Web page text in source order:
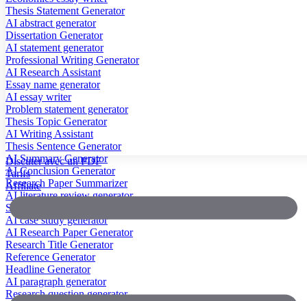
Thesis Statement Generator
AI abstract generator
Dissertation Generator
AI statement generator
Professional Writing Generator
AI Research Assistant
Essay name generator
AI essay writer
Problem statement generator
Thesis Topic Generator
AI Writing Assistant
Thesis Sentence Generator
AI Summary Generator
AI Conclusion Generator
Research Paper Summarizer
AI literature review generator
Scientific Paper Summarizer
AI case study generator
AI Research Paper Generator
Research Title Generator
Reference Generator
Headline Generator
AI paragraph generator
Research question generator
Discuter avec un PDF
Tarifs
Affiliate